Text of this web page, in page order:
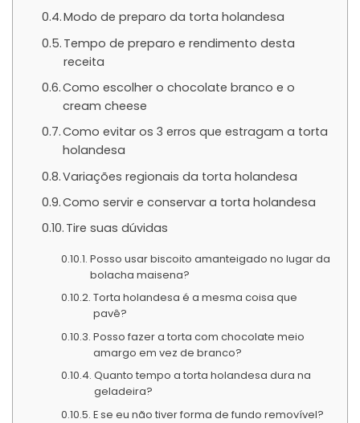
Modo de preparo da torta holandesa
Tempo de preparo e rendimento desta
receita
Como escolher o chocolate branco e o
cream cheese
Como evitar os 3 erros que estragam a torta
holandesa
Variações regionais da torta holandesa
Como servir e conservar a torta holandesa
Tire suas dúvidas
Posso usar biscoito amanteigado no lugar da
bolacha maisena?
Torta holandesa é a mesma coisa que
pavê?
Posso fazer a torta com chocolate meio
amargo em vez de branco?
Quanto tempo a torta holandesa dura na
geladeira?
E se eu não tiver forma de fundo removível?